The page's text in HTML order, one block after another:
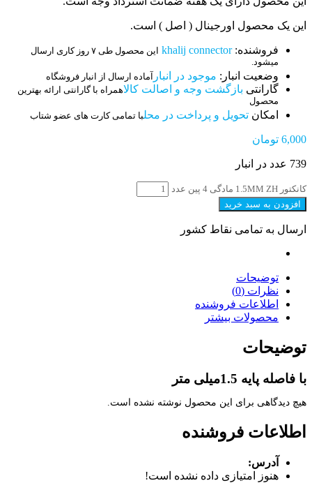
این یک محصول اورجینال ( اصل ) است.
فروشنده:khalij connector این محصول طی ۷ روز کاری ارسال
میشود.
وضعیت انبار: موجود در انبار آماده ارسال از انبار فروشگاه
گارانتی بازگشت وجه و اصالت کالاهمراه با گارانتی ارائه بهترین
محصول
امکان تحویل و پرداخت در محلبا تمامی کارت های عضو شتاب
6,000 تومان
739 عدد در انبار
کانکتور 1.5MM ZH مادگی 4 پین عدد
افزودن به سبد خرید
ارسال به تمامی نقاط کشور
توضیحات
نظرات (0)
اطلاعات فروشنده
محصولات بیشتر
توضیحات
با فاصله پایه 1.5میلی متر
هیچ دیدگاهی برای این محصول نوشته نشده است.
اطلاعات فروشنده
آدرس:
هنوز امتیازی داده نشده است!